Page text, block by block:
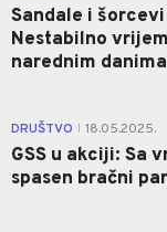
Sandale i
Nestabilno
narednim danima
DRUŠTVO 18.05.2025.
GSS u akciji: Sa
spasen bračni